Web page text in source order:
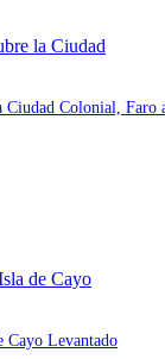
Ciudad Colonial, Faro
Cayo Levantado